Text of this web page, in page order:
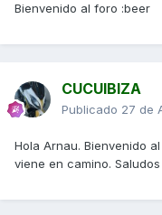
Bienvenido al foro :beer
CUCUIBIZA
Publicado 27 de
Hola Arnau. Bienvenido
viene en camino.